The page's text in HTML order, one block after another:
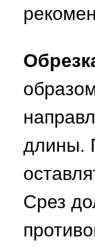
длины.
Срез